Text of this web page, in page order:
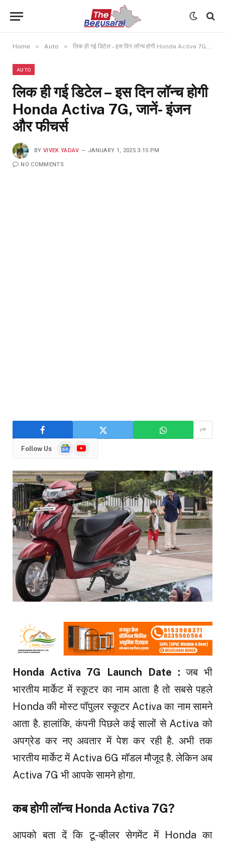
Home » Auto » लिक ही गई डिटेल – इस दिन लॉन्च होगी Honda Activa 7G, जानें- इंजन और फीचर्स
AUTO
लिक ही गई डिटेल – इस दिन लॉन्च होगी
Honda Activa 7G, जानें- इंजन
और फीचर्स
BY VIVEK YADAV JANUARY 1, 2025 3:15 PM
NO COMMENTS
Follow Us
GoogleYouTube
Honda Activa 7G Launch Date :जब भी
भारतीय मार्केट में स्कूटर का नाम आता है तो सबसे पहले
Honda की मोस्ट पॉपुलर स्कूटर Activa का नाम सामने
आता है. हालांकि, कंपनी पिछले कई सालों से Activa को
अपग्रेड कर नए अवतार में पेश कर रही है. अभी तक
भारतीय मार्केट में Activa 6G मॉडल मौजूद है. लेकिन अब
Activa 7G भी आपके सामने होगा.
कब होगी लॉन्च Honda Activa 7G?
आपको बता दें कि टू-व्हीलर सेगमेंट में Honda का